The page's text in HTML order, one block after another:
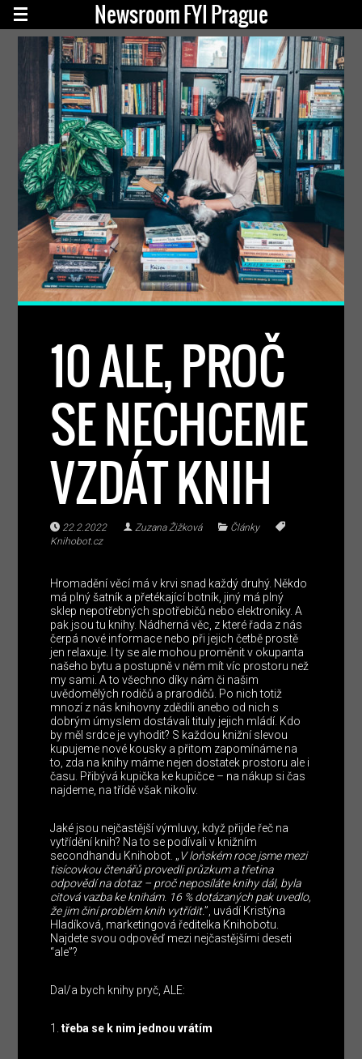
Newsroom FYI Prague
10 ALE, PROČ
SE NECHCEME
VZDÁT KNIH
22.2.2022 Zuzana Žižková
Články
Knihobot.cz
Hromadění věcí má v krvi snad každý druhý. Někdo
má plný šatník a přetékající botník, jiný má plný
sklep nepotřebných spotřebičů nebo elektroniky. A
pak jsou tu knihy. Nádherná věc, z které řada z nás
čerpá nové informace nebo při jejich četbě prostě
jen relaxuje. I ty se ale mohou proměnit v okupanta
našeho bytu a postupně v něm mít víc prostoru než
my sami. A to všechno díky nám či našim
uvědomělých rodičů a prarodičů. Po nich totiž
mnozí z nás knihovny zdědili anebo od nich s
dobrým úmyslem dostávali tituly jejich mládí. Kdo
by měl srdce je vyhodit? S každou knižní slevou
kupujeme nové kousky a přitom zapomínáme na
to, zda na knihy máme nejen dostatek prostoru ale i
času. Přibývá kupička ke kupičce – na nákup si čas
najdeme, na třídě však nikoliv.
Jaké jsou nejčastější výmluvy, když přijde řeč na
vytřídění knih? Na to se podívali v knižním
secondhandu Knihobot. „V loňském roce jsme mezi
tisícovkou čtenářů provedli průzkum a třetina
odpovědí na dotaz – proč neposíláte knihy dál, byla
citová vazba ke knihám. 16 % dotázaných pak uvedlo,
že jim činí problém knih vytřídit.”, uvádí Kristýna
Hladíková, marketingová ředitelka Knihobotu.
Najdete svou odpověď mezi nejčastějšími deseti
“ale”?
Dal/a bych knihy pryč, ALE:
třeba se k nim jednou vrátím